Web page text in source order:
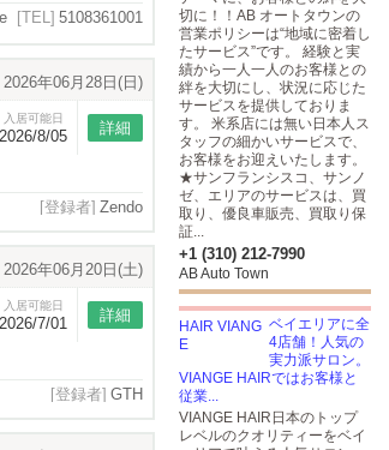
[TEL] 5108361001
2026年06月28日(日)
入居可能日
2026/8/05 詳細
[登録者] Zendo
2026年06月20日(土)
入居可能日
2026/7/01 詳細
[登録者] GTH
切に！！AB オートタウンの
営業ポリシーは“地域に密着し
たサービス”です。 経験と実
績から一人一人のお客様との
絆を大切にし、状況に応じた
サービスを提供しておりま
す。 米系店には無い日本人ス
タッフの細かいサービスで、
お客様をお迎えいたします。
★サンフランシスコ、サンノ
ゼ、エリアのサービスは、買
取り、優良車販売、買取り保
証...
+1 (310) 212-7990
AB Auto Town
ベイエリアに全
4店舗！人気の
実力派サロン。
VIANGE HAIRではお客様と
従業...
VIANGE HAIR日本のトップ
レベルのクオリティーをベイ